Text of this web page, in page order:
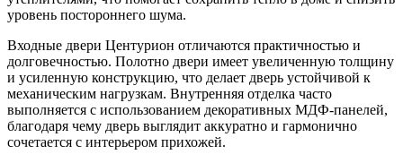
уровень постороннего шума.
Входные двери Центурион отличаются практичностью и
долговечностью. Полотно двери имеет увеличенную толщину
и усиленную конструкцию, что делает дверь устойчивой к
механическим нагрузкам. Внутренняя отделка часто
выполняется с использованием декоративных МДФ-панелей,
благодаря чему дверь выглядит аккуратно и гармонично
сочетается с интерьером прихожей.